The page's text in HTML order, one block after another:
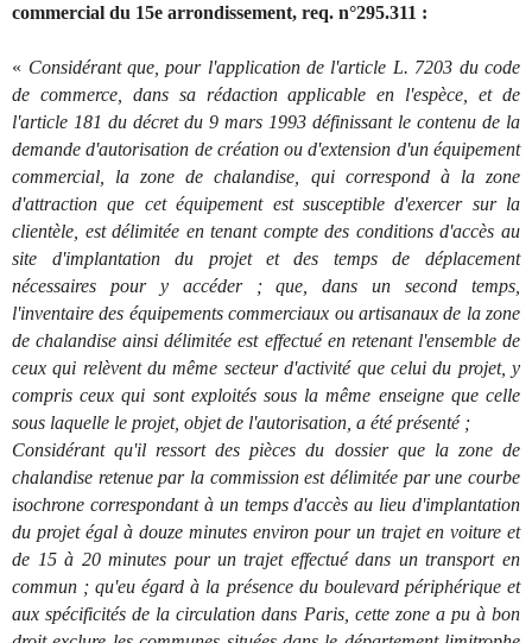
commercial du 15e arrondissement, req. n°295.311 :
« Considérant que, pour l'application de l'article L. 7203 du code
de commerce, dans sa rédaction applicable en l'espèce, et de
l'article 181 du décret du 9 mars 1993 définissant le contenu de la
demande d'autorisation de création ou d'extension d'un équipement
commercial, la zone de chalandise, qui correspond à la zone
d'attraction que cet équipement est susceptible d'exercer sur la
clientèle, est délimitée en tenant compte des conditions d'accès au
site d'implantation du projet et des temps de déplacement
nécessaires pour y accéder ; que, dans un second temps,
l'inventaire des équipements commerciaux ou artisanaux de la zone
de chalandise ainsi délimitée est effectué en retenant l'ensemble de
ceux qui relèvent du même secteur d'activité que celui du projet, y
compris ceux qui sont exploités sous la même enseigne que celle
sous laquelle le projet, objet de l'autorisation, a été présenté ;
Considérant qu'il ressort des pièces du dossier que la zone de
chalandise retenue par la commission est délimitée par une courbe
isochrone correspondant à un temps d'accès au lieu d'implantation
du projet égal à douze minutes environ pour un trajet en voiture et
de 15 à 20 minutes pour un trajet effectué dans un transport en
commun ; qu'eu égard à la présence du boulevard périphérique et
aux spécificités de la circulation dans Paris, cette zone a pu à bon